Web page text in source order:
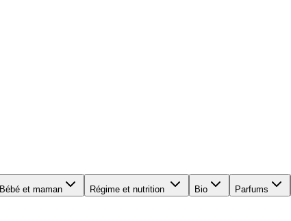
Bébé et maman Régime et nutrition Bio Parfums